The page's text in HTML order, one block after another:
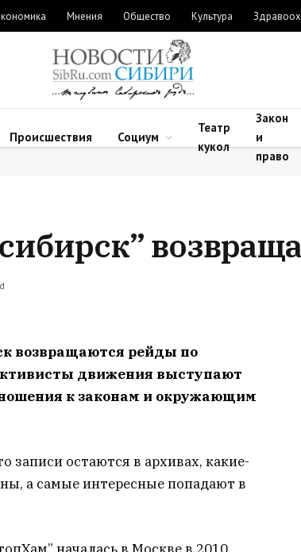
Мнения Общество Культура
Происшествия Социум
Театр
кукол
Закон
и
право
возвращаются рейды по
движения выступают
к законам и окружающим
записи остаются в архивах, какие-
а самые интересные попадают в